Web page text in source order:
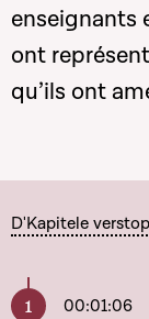
enseignants
ont
qu’ils ont
D'Kapitele
00:01:06